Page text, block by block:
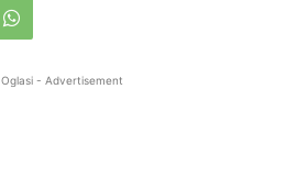
Oglasi - Advertisement